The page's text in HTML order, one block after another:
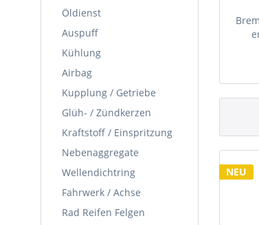
Öldienst
Auspuff
Kühlung
Airbag
Kupplung / Getriebe
Glüh- / Zündkerzen
Kraftstoff / Einspritzung
Nebenaggregate
Wellendichtring
Fahrwerk / Achse
Rad Reifen Felgen
NEU